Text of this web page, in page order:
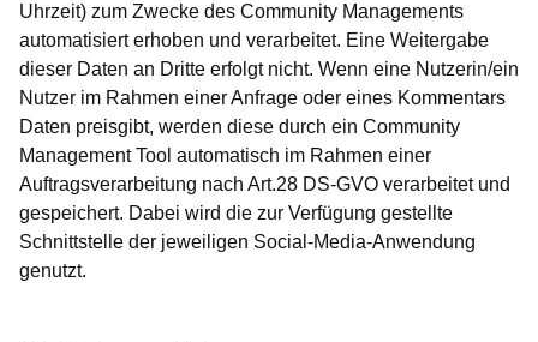
Uhrzeit) zum Zwecke des Community Managements
automatisiert erhoben und verarbeitet. Eine Weitergabe
dieser Daten an Dritte erfolgt nicht. Wenn eine Nutzerin/ein
Nutzer im Rahmen einer Anfrage oder eines Kommentars
Daten preisgibt, werden diese durch ein Community
Management Tool automatisch im Rahmen einer
Auftragsverarbeitung nach Art.28 DS-GVO verarbeitet und
gespeichert. Dabei wird die zur Verfügung gestellte
Schnittstelle der jeweiligen Social-Media-Anwendung
genutzt.